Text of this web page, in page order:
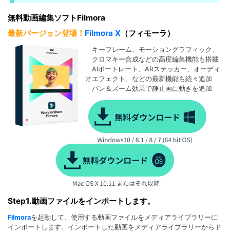
無料動画編集ソフトFilmora
最新バージョン登場！ Filmora X （フィモーラ）
キーフレーム、モーショングラフィック、
クロマキー合成などの高度編集機能も搭載
AIポートレート、ARステッカー、オーディ
オエフェクト、などの最新機能も続々追加
パン＆ズーム効果で静止画に動きを追加
Step1.動画ファイルをインポートします。
Filmoraを起動して、使用する動画ファイルをメディアライブラリーに
インポートします。インポートした動画をメディアライブラリーからド